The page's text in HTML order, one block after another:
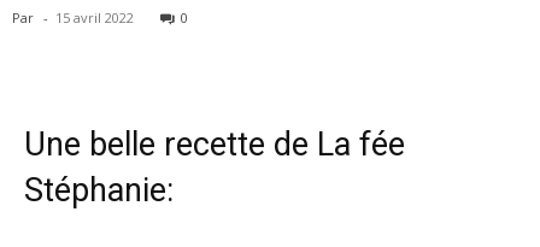
Par - 15 avril 2022 0
Une belle recette de La fée
Stéphanie: